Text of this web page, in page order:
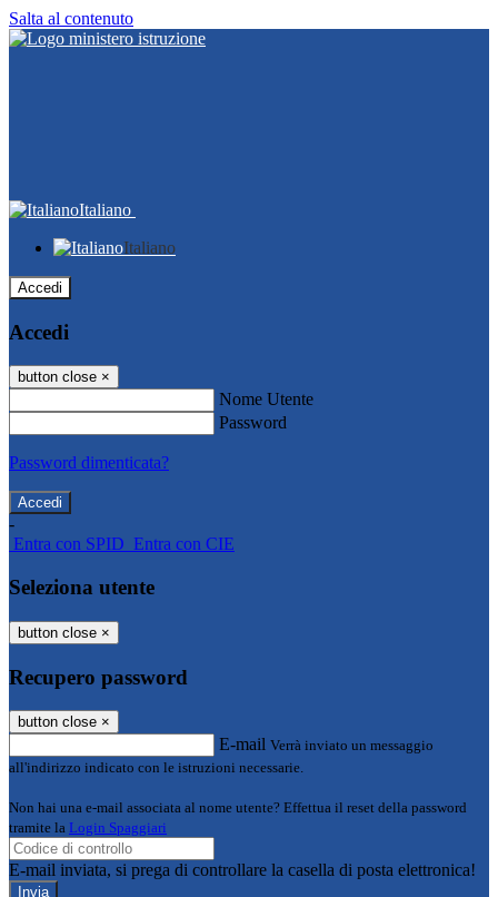
Salta al contenuto
Italiano
Italiano
Accedi
Accedi
button close ×
Nome Utente
Password
Password dimenticata?
-
Entra con SPID Entra con CIE
Seleziona utente
button close ×
Recupero password
button close ×
E-mail Verrà inviato un messaggio
all'indirizzo indicato con le istruzioni necessarie.
Non hai una e-mail associata al nome utente? Effettua il reset della password
tramite la Login Spaggiari
E-mail inviata, si prega di controllare la casella di posta elettronica!